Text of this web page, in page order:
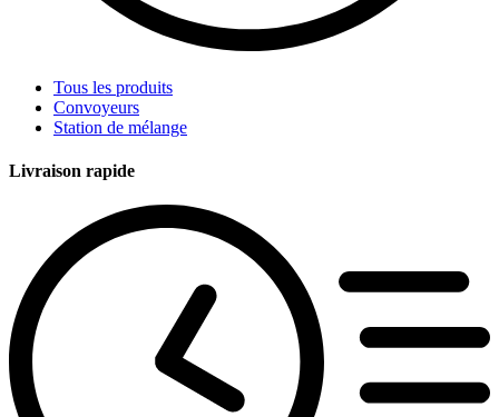
Tous les produits
Convoyeurs
Station de mélange
Livraison rapide